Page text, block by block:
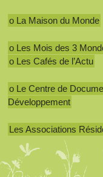
o La Maison du Monde
o Les Mois des 3
o Les Cafés de l’Actu
o Le Centre de
Développement
Les Associations